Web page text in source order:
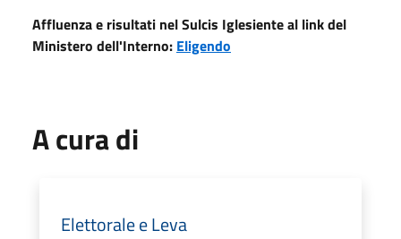
Affluenza e risultati nel Sulcis Iglesiente al link del
Ministero dell'Interno: Eligendo
A cura di
Elettorale e Leva